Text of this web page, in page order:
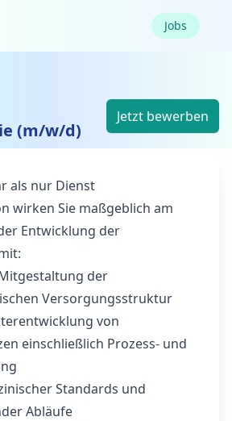
Jobs
(m/w/d)
Jetzt bewerben
als nur Dienst
wirken Sie maßgeblich am
Entwicklung der
der
Versorgungsstruktur
von
einschließlich Prozess- und
Standards und
Abläufe